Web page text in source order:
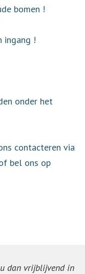
bomen !
ingang !
onder het
contacteren via
bel ons op
dan vrijblijvend in